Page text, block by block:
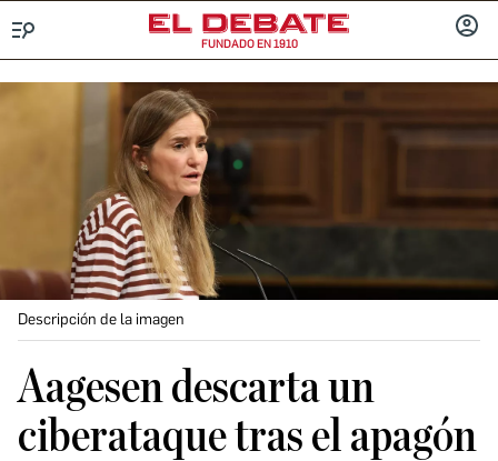
FUNDADO EN 1910
Descripción de la imagen
Aagesen descarta un
ciberataque tras el apagón